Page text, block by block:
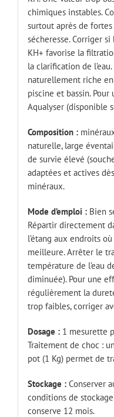
chimiques instables.
surtout après de
sécheresse. Corriger
KH+ favorise la
la clarification de
naturellement riche
piscine et bassin.
Aqualyser (disponible
Composition :
naturelle, large
de survie élevé
adaptées et actives
minéraux.
Mode d’emploi :Bien
Répartir directement
l’étang aux endroits
meilleure. Arrêter le
température de l’eau
diminuée). Pour une
régulièrement la
trop faibles, corriger
Dosage :1 mesurette
Traitement de choc :
pot (1 Kg) permet de
Stockage :Conserver
conditions de
conserve 12 mois.